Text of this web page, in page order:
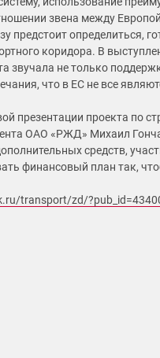
звена между
предстоит определиться,
коридора. В
звучала не только
что в ЕС не все
презентации проекта по
ОАО «РЖД» Михаил
средств,
финансовый план так,
transport/zd/